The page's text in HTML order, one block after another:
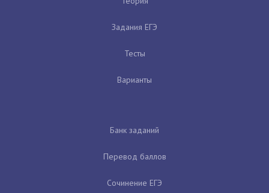
Задания ЕГЭ
Тесты
Варианты
Банк заданий
Перевод баллов
Сочинение ЕГЭ